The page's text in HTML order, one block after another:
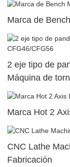
Marca de
2 eje tipo de
Máquina de
Marca Hot 2
CNC Lathe
Fabricación